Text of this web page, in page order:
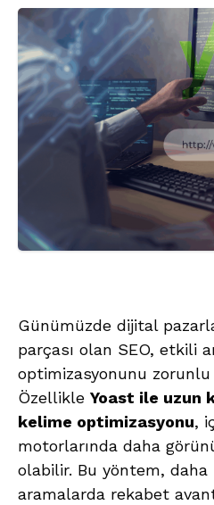
Günümüzde dijital
parçası olan SEO, etkili
optimizasyonunu
Özellikle Yoast ile uzun
kelime optimizasyonu,
motorlarında daha
olabilir. Bu yöntem,
aramalarda rekabet